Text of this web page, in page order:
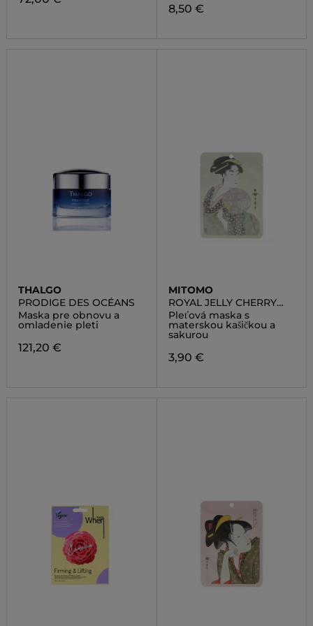
8,50 €
THALGO
PRODIGE DES OCÉANS
Maska pre obnovu a
omladenie pleti
121,20 €
MITOMO
ROYAL JELLY CHERRY
BLOSSOM ESSENCE
MASK
Pleťová maska s
materskou kašičkou a
sakurou
3,90 €